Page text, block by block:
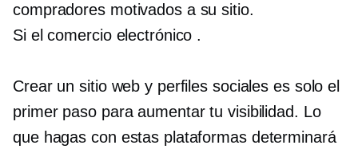
compradores motivados a su sitio.
Si el comercio electrónico .
Crear un sitio web y perfiles sociales es solo el
primer paso para aumentar tu visibilidad. Lo
que hagas con estas plataformas determinará